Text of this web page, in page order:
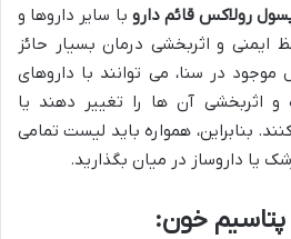
رولاکس قائم دارو با سایر داروها و
ایمنی و اثربخشی درمان بسیار حائز
در سنا، می توانند با داروهای
اثربخشی آن ها را تغییر دهند یا
بنابراین، همواره باید لیست تمامی
یا داروساز در میان بگذارید.